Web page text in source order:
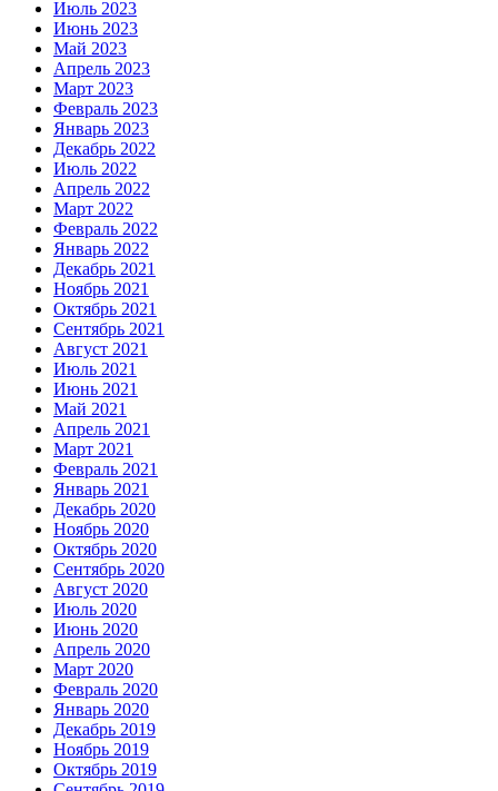
Июль 2023
Июнь 2023
Май 2023
Апрель 2023
Март 2023
Февраль 2023
Январь 2023
Декабрь 2022
Июль 2022
Апрель 2022
Март 2022
Февраль 2022
Январь 2022
Декабрь 2021
Ноябрь 2021
Октябрь 2021
Сентябрь 2021
Август 2021
Июль 2021
Июнь 2021
Май 2021
Апрель 2021
Март 2021
Февраль 2021
Январь 2021
Декабрь 2020
Ноябрь 2020
Октябрь 2020
Сентябрь 2020
Август 2020
Июль 2020
Июнь 2020
Апрель 2020
Март 2020
Февраль 2020
Январь 2020
Декабрь 2019
Ноябрь 2019
Октябрь 2019